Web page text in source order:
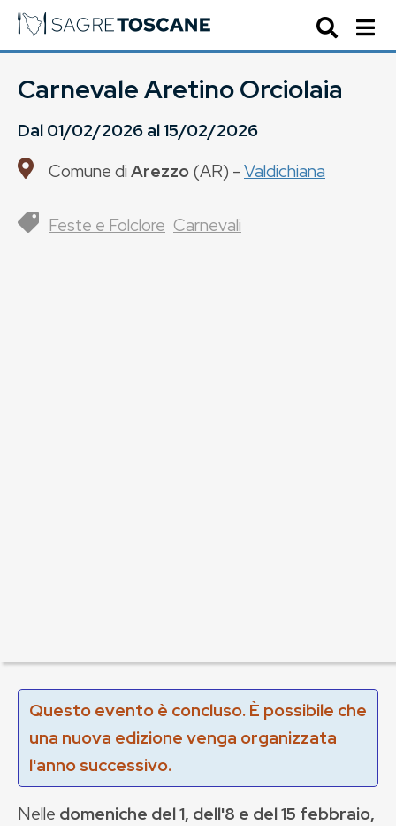
Carnevale Aretino Orciolaia
Dal01/02/2026al15/02/2026
Comune diArezzo(AR) -Valdichiana
Feste e Folclore Carnevali
Questo evento è concluso. È possibile che
una nuova edizione venga organizzata
l'anno successivo.
Nelle domeniche del 1, dell'8 e del 15 febbraio,